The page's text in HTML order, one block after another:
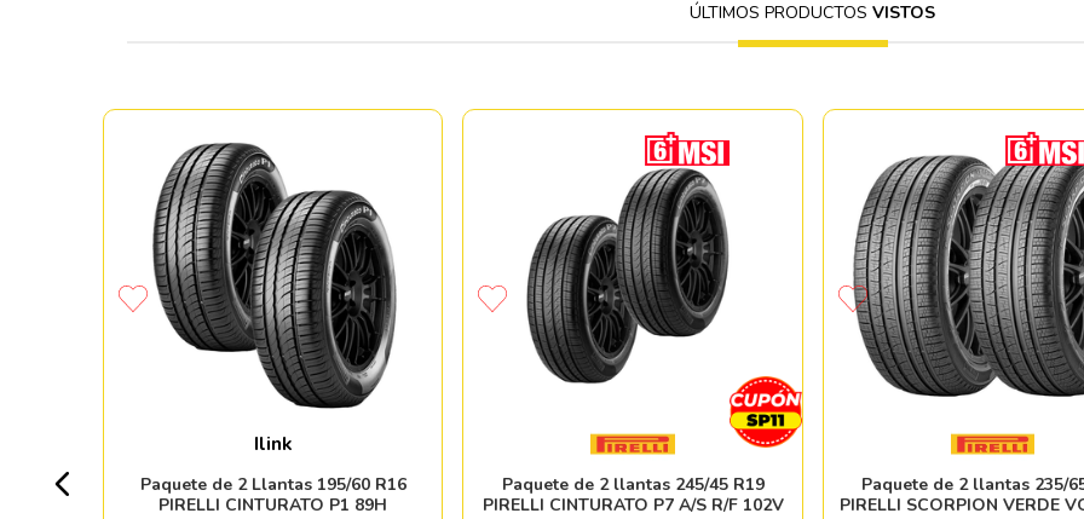
ÚLTIMOS PRODUCTOSVISTOS
Ilink
Paquete de 2 Llantas 195/60 R16
PIRELLI CINTURATO P1 89H
Paquete de 2 llantas 245/45 R19
PIRELLI CINTURATO P7 A/S R/F 102V
Paquete de 2 llantas 235/
PIRELLI SCORPION VERDE